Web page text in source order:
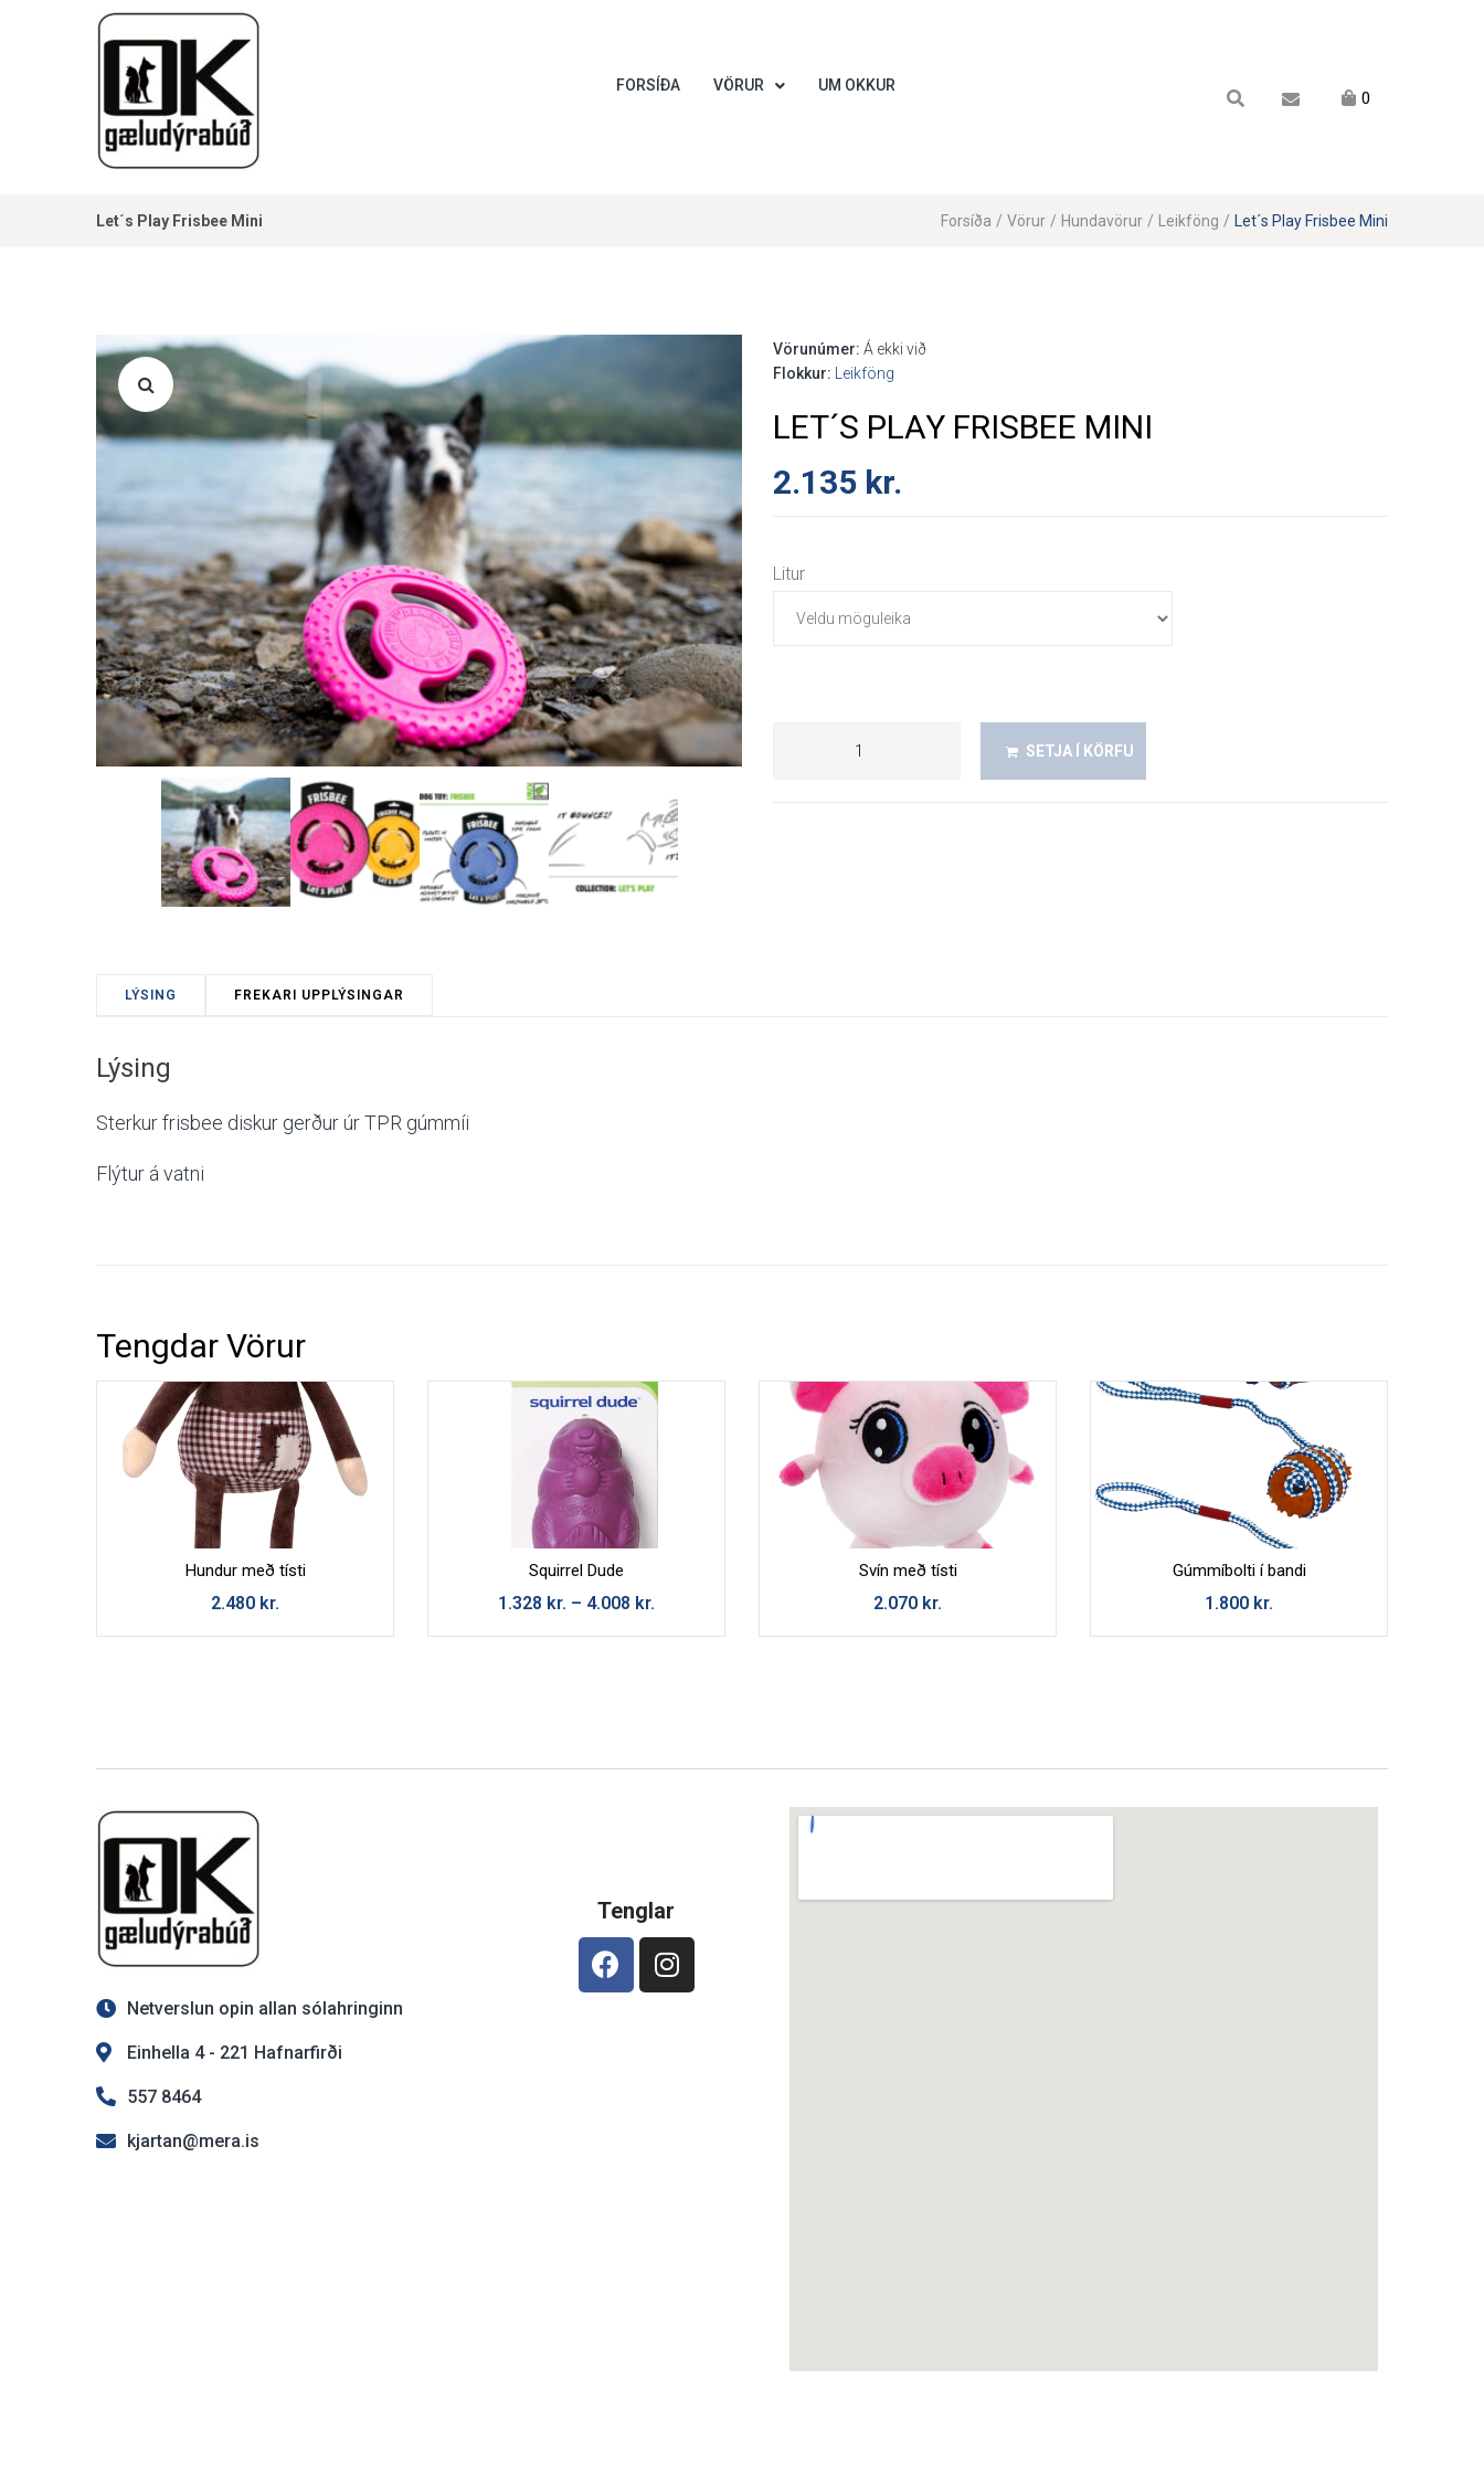
FORSÍÐA VÖRUR UM OKKUR
0
Let´s Play Frisbee Mini Forsíða / Vörur / Hundavörur / Leikföng / Let´s Play Frisbee Mini
Vörunúmer: Á ekki við
Flokkur:
Leikföng
LET´S PLAY FRISBEE MINI
2.135 kr.
Litur
SETJA Í KÖRFU
LÝSING FREKARI UPPLÝSINGAR
Lýsing
Sterkur frisbee diskur gerður úr TPR gúmmíi
Flýtur á vatni
Tengdar Vörur
Hundur með tísti
2.480 kr.
Squirrel Dude
1.328 kr. – 4.008 kr.
Svín með tísti
2.070 kr.
Gúmmíbolti í bandi
1.800 kr.
Netverslun opin allan sólahringinn
Einhella 4 - 221 Hafnarfirði
557 8464
kjartan@mera.is
Tenglar
Hafa Samband
Nafn
Skilaboð